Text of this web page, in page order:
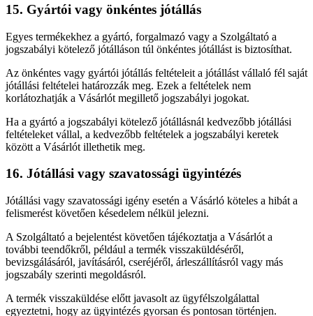
15. Gyártói vagy önkéntes jótállás
Egyes termékekhez a gyártó, forgalmazó vagy a Szolgáltató a
jogszabályi kötelező jótálláson túl önkéntes jótállást is biztosíthat.
Az önkéntes vagy gyártói jótállás feltételeit a jótállást vállaló fél saját
jótállási feltételei határozzák meg. Ezek a feltételek nem
korlátozhatják a Vásárlót megillető jogszabályi jogokat.
Ha a gyártó a jogszabályi kötelező jótállásnál kedvezőbb jótállási
feltételeket vállal, a kedvezőbb feltételek a jogszabályi keretek
között a Vásárlót illethetik meg.
16. Jótállási vagy szavatossági ügyintézés
Jótállási vagy szavatossági igény esetén a Vásárló köteles a hibát a
felismerést követően késedelem nélkül jelezni.
A Szolgáltató a bejelentést követően tájékoztatja a Vásárlót a
további teendőkről, például a termék visszaküldéséről,
bevizsgálásáról, javításáról, cseréjéről, árleszállításról vagy más
jogszabály szerinti megoldásról.
A termék visszaküldése előtt javasolt az ügyfélszolgálattal
egyeztetni, hogy az ügyintézés gyorsan és pontosan történjen.